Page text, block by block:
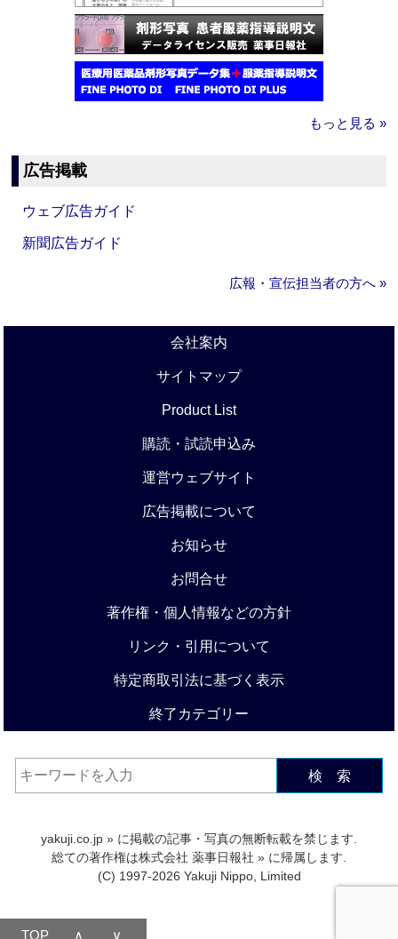
もっと見る »
広告掲載
ウェブ広告ガイド
新聞広告ガイド
広報・宣伝担当者の方へ »
会社案内
サイトマップ
Product List
購読・試読申込み
運営ウェブサイト
広告掲載について
お知らせ
お問合せ
著作権・個人情報などの方針
リンク・引用について
特定商取引法に基づく表示
終了カテゴリー
検 索
yakuji.co.jp » に掲載の記事・写真の無断転載を禁じます.
総ての著作権は株式会社 薬事日報社 » に帰属します.
(C) 1997-2026 Yakuji Nippo, Limited
TOP ∧ ∨